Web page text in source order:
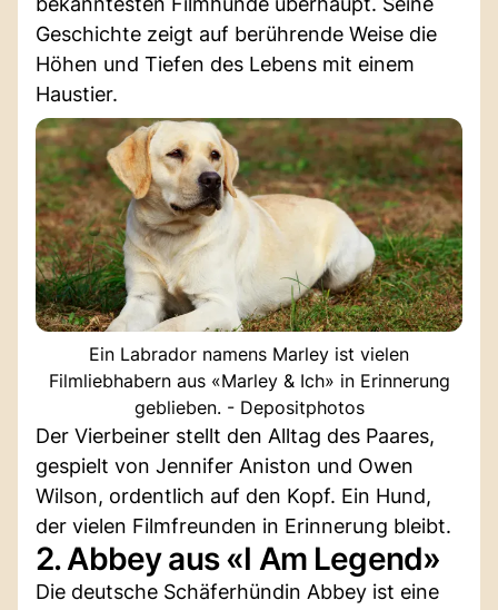
Geschichte zeigt auf berührende Weise die
Höhen und Tiefen des Lebens mit einem
Haustier.
Ein Labrador namens Marley ist vielen
Filmliebhabern aus «Marley & Ich» in Erinnerung
geblieben. - Depositphotos
Der Vierbeiner stellt den Alltag des Paares,
gespielt von Jennifer Aniston und Owen
Wilson, ordentlich auf den Kopf. Ein Hund,
der vielen Filmfreunden in Erinnerung bleibt.
2. Abbey aus «I Am Legend»
Die deutsche Schäferhündin Abbey ist eine